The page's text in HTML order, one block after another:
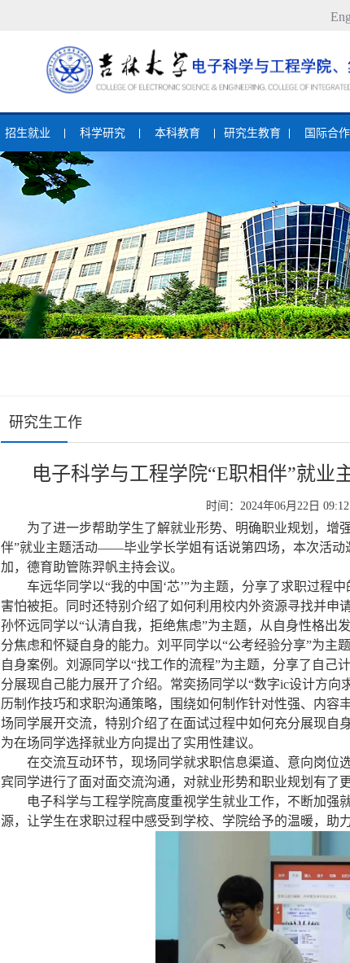
招生就业 科学研究 本科教育 研究生教育 国际合作
研究生工作
电子科学与工程学院“E职相伴”就
时间：2024年06月22日
为了进一步帮助学生了解就业形势、明确职业规划，增
伴”就业主题活动——毕业学长学姐有话说第四场， 本次活动
加，德育助管陈羿帆主持会议。
车远华同学以“我的中国‘芯’”为主题， 分享了求职过程中
害怕被拒。 同时还特别介绍了如何利用校内外资源寻找并申
孙怀远 同学以“认清自我，拒绝焦虑”为主题， 从自身性格出
分焦虑和怀疑自身的能力。刘平同学以“公考经验分享”为主
自身案例。刘源 同学以“找工作的流程”为主题， 分享了自己
分展现自己能力展开了介绍。常奕扬 同学以“数字ic设计方向
历制作技巧和求职沟通策略，围绕如何制作针对性强、内容
场同学展开交流，特别介绍了在面试过程中如何充分展现自
为在场同学选择就业方向提出了实用性建议。
在交流互动环节，现场同学就求职信息渠道、意向岗位
宾同学进行了面对面交流沟通，对就业形势和职业规划有了
电子科学与工程学院高度重视学生就业工作， 不断加强
源，让学生在求职过程中感受到学校、学院给予的温暖，助